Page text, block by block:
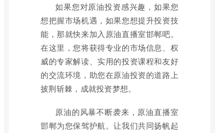
如果您对原油投资感兴趣，如果您
想把握市场机遇，如果您想提升投资技
能，那就快来加入原油直播室邯郸吧。
在这里，您将获得专业的市场信息、权
威的专家解读、实用的投资课程和友好
的交流环境，助您在原油投资的道路上
披荆斩棘，成就投资梦想。
原油的风暴不断袭来，原油直播室
邯郸为您保驾护航。让我们共同扬帆起